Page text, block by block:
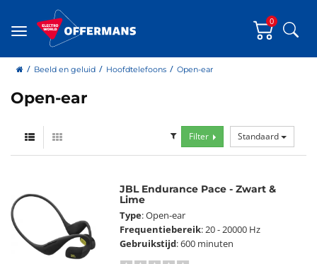
Menu
0
homeBeeld en geluid Hoofdtelefoons Open-ear
Open-ear
Filter Standaard
JBL Endurance Pace - Zwart &
Lime
Type: Open-ear
Frequentiebereik: 20 - 20000 Hz
Gebruikstijd: 600 minuten